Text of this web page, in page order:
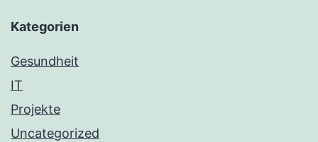
Kategorien
Gesundheit
IT
Projekte
Uncategorized